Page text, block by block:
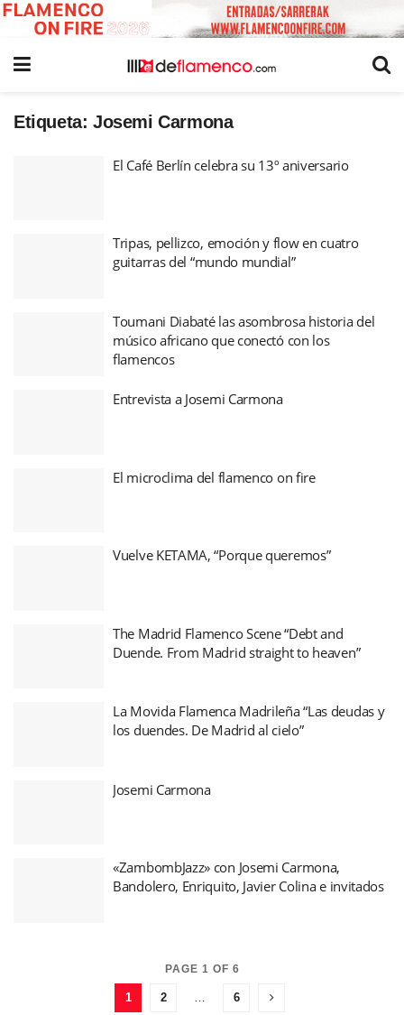
Etiqueta: Josemi Carmona
El Café Berlín celebra su 13º aniversario
Tripas, pellizco, emoción y flow en cuatro
guitarras del “mundo mundial”
Toumani Diabaté las asombrosa historia del
músico africano que conectó con los
flamencos
Entrevista a Josemi Carmona
El microclima del flamenco on fire
Vuelve KETAMA, “Porque queremos”
The Madrid Flamenco Scene “Debt and
Duende. From Madrid straight to heaven”
La Movida Flamenca Madrileña “Las deudas y
los duendes. De Madrid al cielo”
Josemi Carmona
«ZambombJazz» con Josemi Carmona,
Bandolero, Enriquito, Javier Colina e invitados
PAGE 1 OF 6
1 2 6